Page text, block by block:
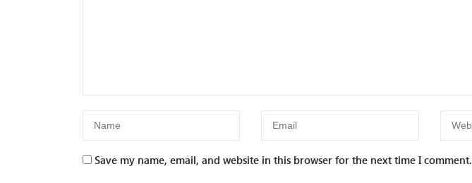
Save my name, email, and website in this browser for the next time I comment.